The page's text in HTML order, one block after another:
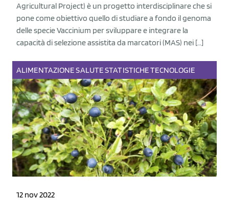
Agricultural Project) è un progetto interdisciplinare che si
pone come obiettivo quello di studiare a fondo il genoma
delle specie Vaccinium per sviluppare e integrare la
capacità di selezione assistita da marcatori (MAS) nei […]
ALIMENTAZIONESALUTESTATISTICHETECNOLOGIE
12 nov 2022